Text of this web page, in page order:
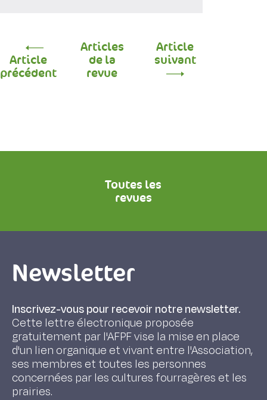
Article
précédent
Articles
de la
revue
Article
suivant
Toutes les
revues
Newsletter
Inscrivez-vous pour recevoir notre newsletter.
Cette lettre électronique proposée
gratuitement par l'AFPF vise la mise en place
d'un lien organique et vivant entre l'Association,
ses membres et toutes les personnes
concernées par les cultures fourragères et les
prairies.